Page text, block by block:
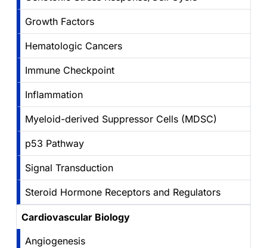
Growth Factors
Hematologic Cancers
Immune Checkpoint
Inflammation
Myeloid-derived Suppressor Cells (MDSC)
p53 Pathway
Signal Transduction
Steroid Hormone Receptors and Regulators
Cardiovascular Biology
Angiogenesis